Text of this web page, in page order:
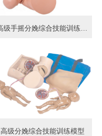
高级手摇分娩综合技能训练模型
高级分娩综合技能训练模型